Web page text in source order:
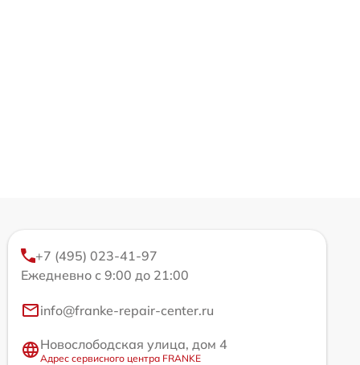
+7 (495) 023-41-97
Ежедневно с 9:00 до 21:00
info@franke-repair-center.ru
Новослободская улица, дом 4
Адрес сервисного центра FRANKE